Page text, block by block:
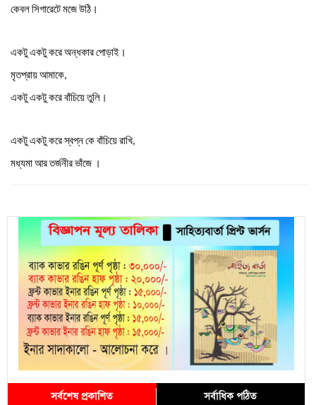
কেবলসিগারেটেমজেউঠি ।
একটুএকটুকরেঅন্ধকারপোড়াই ।
মৃতপ্রায়আমাকে,
একটুএকটুকরেবাঁচিয়েতুলি ।
একটুএকটুকরেস্বপ্নকেবাঁচিয়েরাখি,
মধ্যমাআরতর্জনীরভাঁজে ।
সর্বশেষ প্রকাশিত সর্বাধিক পঠিত